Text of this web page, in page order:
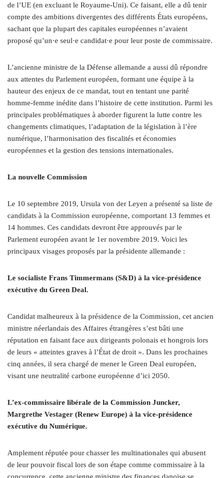
de l’UE (en excluant le Royaume-Uni). Ce faisant, elle a dû tenir
compte des ambitions divergentes des différents États européens,
sachant que la plupart des capitales européennes n’avaient
proposé qu’un·e seul·e candidat·e pour leur poste de commissaire.
L’ancienne ministre de la Défense allemande a aussi dû répondre
aux attentes du Parlement européen, formant une équipe à la
hauteur des enjeux de ce mandat, tout en tentant une parité
homme-femme inédite dans l’histoire de cette institution. Parmi les
principales problématiques à aborder figurent la lutte contre les
changements climatiques, l’adaptation de la législation à l’ère
numérique, l’harmonisation des fiscalités et économies
européennes et la gestion des tensions internationales.
La nouvelle Commission
Le 10 septembre 2019, Ursula von der Leyen a présenté sa liste de
candidats à la Commission européenne, comportant 13 femmes et
14 hommes. Ces candidats devront être approuvés par le
Parlement européen avant le 1er novembre 2019. Voici les
principaux visages proposés par la présidente allemande :
Le socialiste Frans Timmermans (S&D) à la vice-présidence
exécutive du Green Deal.
Candidat malheureux à la présidence de la Commission, cet ancien
ministre néerlandais des Affaires étrangères s’est bâti une
réputation en faisant face aux dirigeants polonais et hongrois lors
de leurs « atteintes graves à l’État de droit ». Dans les prochaines
cinq années, il sera chargé de mener le Green Deal européen,
visant une neutralité carbone européenne d’ici 2050.
L’ex-commissaire libérale de la Commission Juncker,
Margrethe Vestager (Renew Europe) à la vice-présidence
exécutive du Numérique.
Amplement réputée pour chasser les multinationales qui abusent
de leur pouvoir fiscal lors de son étape comme commissaire à la
concurrence, cette ancienne ministre des finances danoise se